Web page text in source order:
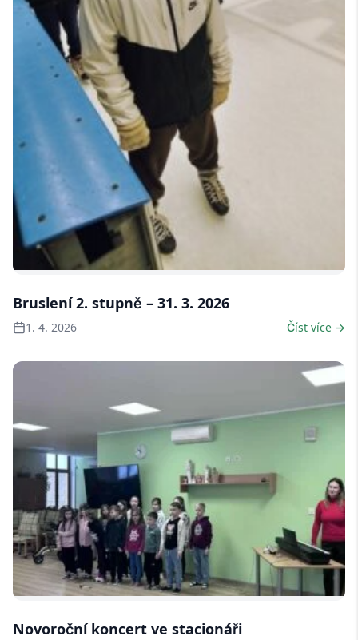
7 fotek
Bruslení 2. stupně – 31. 3. 2026
1. 4. 2026 Číst více →
7 fotek
Novoroční koncert ve stacionáři